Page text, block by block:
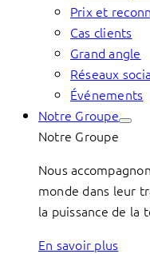
Prix et
Cas clients
Grand angle
Réseaux
Événements
Notre Groupe
Notre Groupe
Nous
monde dans leur
la puissance de la
En savoir plus